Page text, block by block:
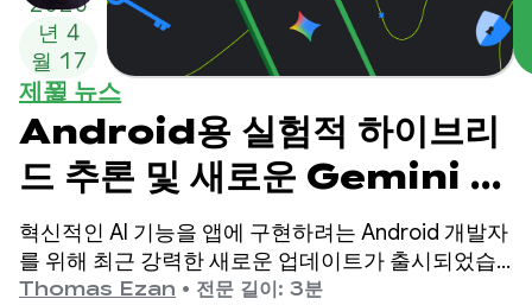
년 4
월 17
일
제품 뉴스
Android용 실험적 하이브리
드 추론 및 새로운 Gemini 모
델
혁신적인 AI 기능을 앱에 구현하려는 Android 개발자
를 위해 최근 강력한 새로운 업데이트가 출시되었습
니다.
Thomas Ezan • 전문 길이: 3분